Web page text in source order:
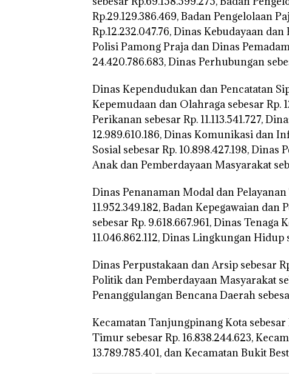
Rp.29.129.386.469, Badan Pengelolaan
Rp.12.232.047.76, Dinas Kebudayaan
Polisi Pamong Praja dan Dinas
24.420.786.683, Dinas Perhubungan
Dinas Kependudukan dan Pencatatan
Kepemudaan dan Olahraga sebesar Rp.
Perikanan sebesar Rp. 11.113.541.727,
12.989.610.186, Dinas Komunikasi dan
Sosial sebesar Rp. 10.898.427.198,
Anak dan Pemberdayaan Masyarakat
Dinas Penanaman Modal dan
11.952.349.182, Badan Kepegawaian
sebesar Rp. 9.618.667.961, Dinas
11.046.862.112, Dinas Lingkungan Hidup
Dinas Perpustakaan dan Arsip sebesar
Politik dan Pemberdayaan Masyarakat
Penanggulangan Bencana Daerah
Kecamatan Tanjungpinang Kota sebesar
Timur sebesar Rp. 16.838.244.623,
13.789.785.401, dan Kecamatan Bukit